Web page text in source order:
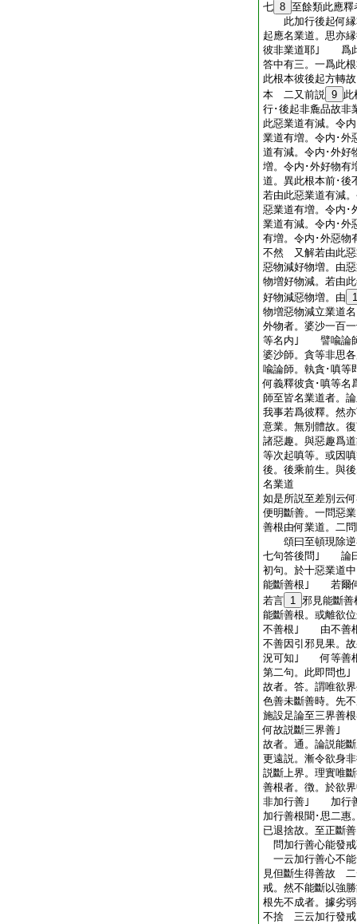
七 8 至餘類此應釋
此加行後起何縁
起應名業道。思亦
彼非業道耶｣ 爲此
答中有三。一爲此
此根本彼後起方轉
本 二又前説 9 此
行･後起非麁品故
此惡業道有減。令
業道有増。令内･外
道有減。令内･外好
増。令内･外好物有
道。異此根本前･
若由此惡業道有減
惡業道有増。令内･
業道有減。令内･外
有増。令内･外惡物
不然 又解若由此惡
惡物減好物増。由
物増好物減。若由
好物減惡物増。由
物増惡物減立業道
外物者。婆沙一百
等名内｣ 譬喩論師
婆沙師。貪等非思
喩論師。執貪･嗔等
何義釋彼貪･嗔等
師至皆名業道者。
我事若爲彼釋。然
意業。無別體故。
諸惡趣。與惡趣爲
等次起嗔等。或因
後。後乘前生。與
名業道
如是所説至差別云
便明斷善。一問惡
善根由何業道。二
頌曰至頓現除逆
七句答後問｣ 論曰
初句。於十惡業道
能斷善根｣ 若爾何
若言 1 邪見能斷善
能斷善根。或離欲
不善根｣ 由不善根
不善因引邪見果。
況可知｣ 何等善根
第二句。此即問
故者。答。謂唯欲
色善未斷善時。先
施設足論至三界善
何故説斷三界善｣
故者。通。論説能
更遠説。漸令欲身
説斷上界。理實
善根者。徴。於欲
非加行善｣ 加行善
加行善根聞･思二惠
已退捨故。至正斷
問加行善心能發
一云加行善心不
見但斷生得善故
戒。然不能斷以強
根先不成者。據劣
不捨 三云加行發戒